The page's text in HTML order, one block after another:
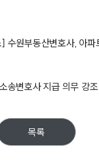
법률 블로그
세미나
륜법률상담예약
대륜법률상담예약
목록